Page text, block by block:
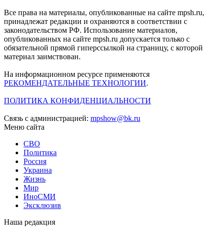
Все права на материалы, опубликованные на сайте mpsh.ru,
принадлежат редакции и охраняются в соответствии с
законодательством РФ. Использование материалов,
опубликованных на сайте mpsh.ru допускается только с
обязательной прямой гиперссылкой на страницу, с которой
материал заимствован.
На информационном ресурсе применяются
РЕКОМЕНДАТЕЛЬНЫЕ ТЕХНОЛОГИИ.
ПОЛИТИКА КОНФИДЕНЦИАЛЬНОСТИ
Связь с администрацией: mpshow@bk.ru
Меню сайта
СВО
Политика
Россия
Украина
Жизнь
Мир
ИноСМИ
Эксклюзив
Наша редакция